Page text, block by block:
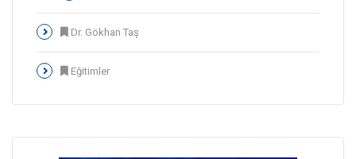
Dr. Gökhan Taş
Eğitimler